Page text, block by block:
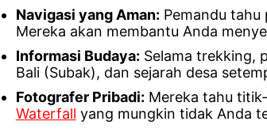
Navigasi yang Aman: Pemandu
Mereka akan membantu Anda
Informasi Budaya: Selama trekking,
Bali (Subak), dan sejarah desa
Fotografer Pribadi: Mereka tahu
Waterfall yang mungkin tidak Anda